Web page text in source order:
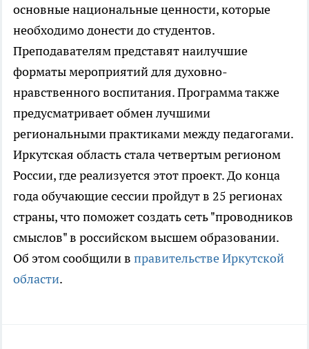
основные национальные ценности, которые
необходимо донести до студентов.
Преподавателям представят наилучшие
форматы мероприятий для духовно-
нравственного воспитания. Программа также
предусматривает обмен лучшими
региональными практиками между педагогами.
Иркутская область стала четвертым регионом
России, где реализуется этот проект. До конца
года обучающие сессии пройдут в 25 регионах
страны, что поможет создать сеть "проводников
смыслов" в российском высшем образовании.
Об этом сообщили в правительстве Иркутской
области.